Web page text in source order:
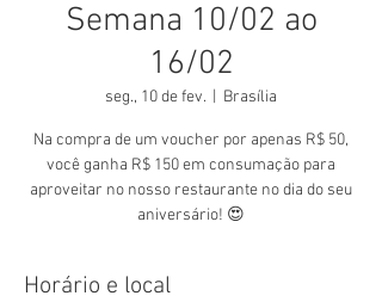
Semana 10/02 ao
16/02
seg., 10 de fev. Brasília
Na compra de um voucher por apenas R$ 50,
você ganha R$ 150 em consumação para
aproveitar no nosso restaurante no dia do seu
aniversário! 😍
Horário e local